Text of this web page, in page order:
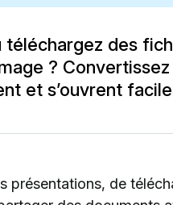
téléchargez des
?
et s’ouvrent
présentations, de